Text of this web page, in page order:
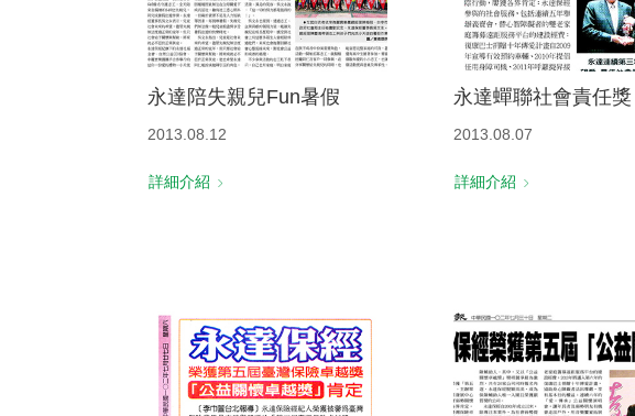
永達陪失親兒Fun暑假
2013.08.12
詳細介紹
永達蟬聯社會責任獎
2013.08.07
詳細介紹